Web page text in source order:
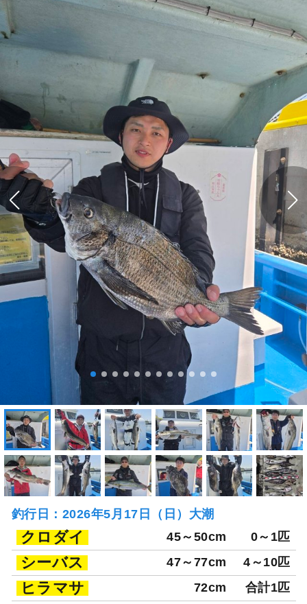
釣行日：2026年5月17日（日）大潮
クロダイ 45～50cm 0～1匹
シーバス 47～77cm 4～10匹
ヒラマサ 72cm 合計1匹